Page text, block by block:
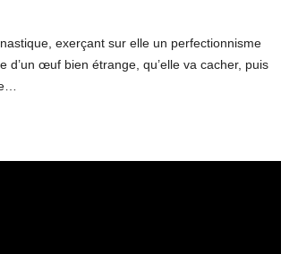
exerçant sur elle un perfectionnisme
d’un œuf bien étrange, qu’elle va cacher, puis